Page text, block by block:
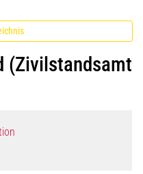
(Zivilstandsamt